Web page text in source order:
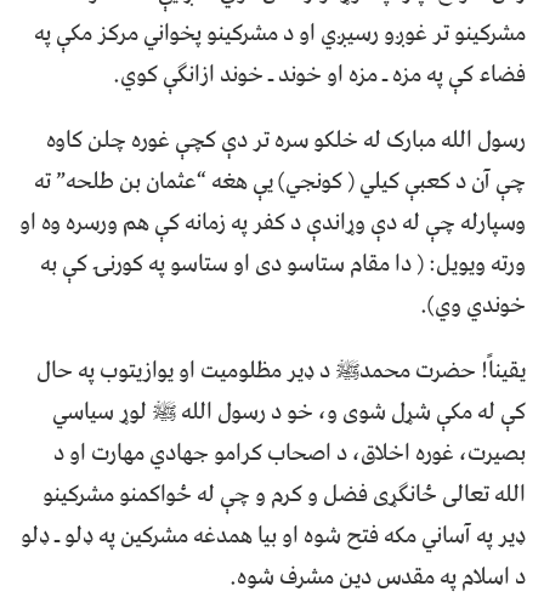
مشرکينو تر غوږو رسيږي او د مشرکينو پخواني مرکز مکې په
فضاء کې په مزه ـ مزه او خوند ـ خوند ازانګې کوي.
رسول الله مبارک له خلکو سره تر دې کچې غوره چلن کاوه
چې آن د کعبې کيلي ( کونجي) يې هغه “عثمان بن طلحه” ته
وسپارله چې له دې وړاندې د کفر په زمانه کې هم ورسره وه او
ورته ويويل: ( دا مقام ستاسو دى او ستاسو په کورنۍ کې به
خوندي وي).
يقيناً! حضرت محمدﷺ د ډير مظلوميت او يوازيتوب په حال
کې له مکې شړل شوى و، خو د رسول الله ﷺ لوړ سياسي
بصيرت، غوره اخلاق، د اصحاب کرامو جهادي مهارت او د
الله تعالى ځانګړى فضل و کرم و چې له ځواکمنو مشرکينو
ډير په آساني مکه فتح شوه او بيا همدغه مشرکين په ډلو ـ ډلو
د اسلام په مقدس دين مشرف شوه.